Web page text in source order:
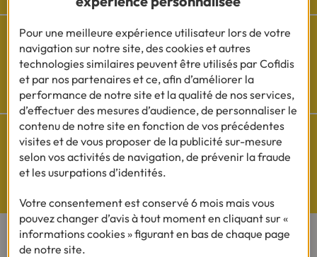
Cofidis sur les
réseaux sociaux
Questions de Budget
Nos études exclusives
Pour une meilleure expérience utilisateur lors de votre
navigation sur notre site, des cookies et autres
technologies similaires peuvent être utilisés par Cofidis
et par nos partenaires et ce, afin d’améliorer la
performance de notre site et la qualité de nos services,
d’effectuer des mesures d’audience, de personnaliser le
contenu de notre site en fonction de vos précédentes
visites et de vous proposer de la publicité sur-mesure
selon vos activités de navigation, de prévenir la fraude
et les usurpations d’identités.
Votre consentement est conservé 6 mois mais vous
pouvez changer d’avis à tout moment en cliquant sur «
informations cookies » figurant en bas de chaque page
de notre site.